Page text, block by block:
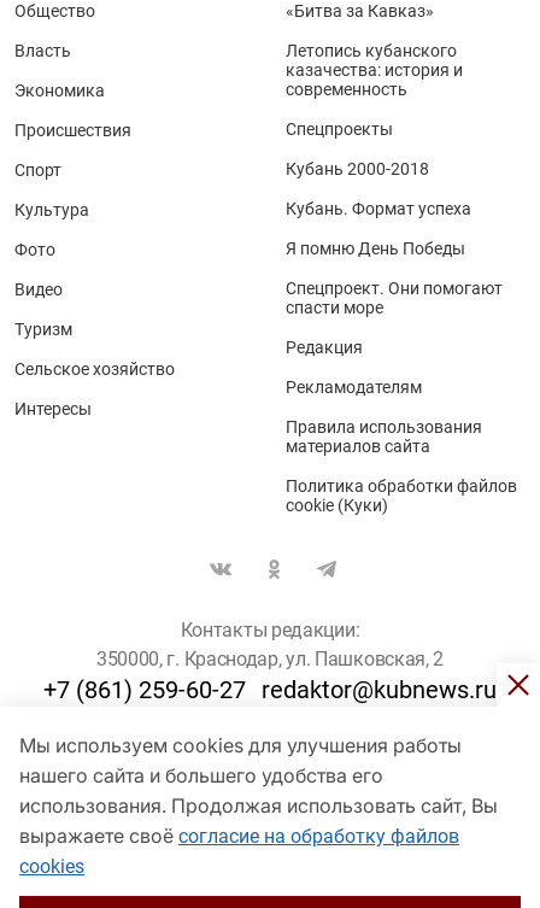
Мы используем cookies для улучшения работы
нашего сайта и большего удобства его
использования. Продолжая использовать сайт, Вы
выражаете своё согласие на обработку файлов
cookies
Общество
Власть
Экономика
Происшествия
Спорт
Культура
Фото
Видео
Туризм
Сельское хозяйство
Интересы
«Битва за Кавказ»
Летопись кубанского
казачества: история и
современность
Спецпроекты
Кубань 2000-2018
Кубань. Формат успеха
Я помню День Победы
Спецпроект. Они помогают
спасти море
Редакция
Рекламодателям
Правила использования
материалов сайта
Политика обработки файлов
cookie (Куки)
Контакты редакции:
350000, г. Краснодар, ул. Пашковская, 2
+7 (861) 259-60-27 redaktor@kubnews.ru
Для пользователей старше 16 лет
© Кубанские Новости, 2017
Сетевое издание «kubnews» зарегистрировано Федеральной
службой по надзору в сфере связи, информационных технологий
и массовых коммуникаций (Роскомнадзор). Регистрационный